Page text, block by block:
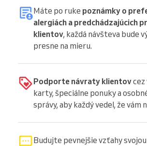
Máte po ruke poznámky o
alergiách a predchádzajúcich
klientov, každá návšteva bude
presne na mieru.
Podporte návraty klientov
karty, špeciálne ponuky a
správy, aby každý vedel, že vám
Budujte pevnejšie vzťahy svojou